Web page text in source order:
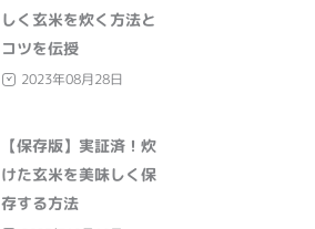
しく玄米を炊く方法と
コツを伝授
2023年08月28日
【保存版】実証済！炊
けた玄米を美味しく保
存する方法